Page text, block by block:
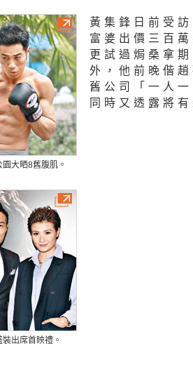
大晒8舊腹肌。
出席首映禮。
黃集鋒日前受
富婆出價三百
更試過焗桑拿
外，他前晚偕
舊公司「一人
同時又透露將有